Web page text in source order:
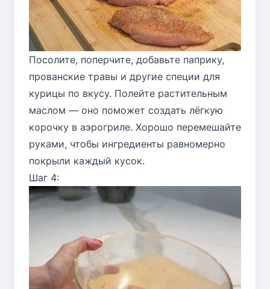
Посолите, поперчите, добавьте паприку,
прованские травы и другие специи для
курицы по вкусу. Полейте растительным
маслом — оно поможет создать лёгкую
корочку в аэрогриле. Хорошо перемешайте
руками, чтобы ингредиенты равномерно
покрыли каждый кусок.
Шаг 4: